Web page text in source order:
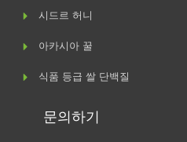
시드르 허니
아카시아 꿀
식품 등급 쌀 단백질
문의하기